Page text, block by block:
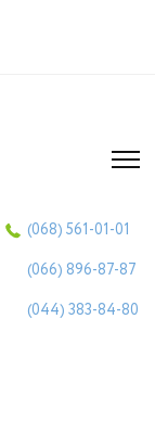
(068) 561-01-01
(066) 896-87-87
(044) 383-84-80